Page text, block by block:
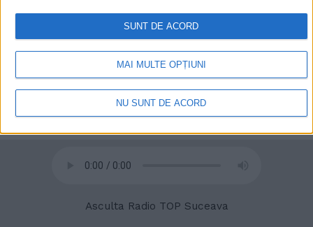
retrageți consimțământul în orice moment, revenind la acest site
și făcând clic pe butonul "Confidențialitate" din partea de jos a
paginii web.
MAI MULTE OPȚIUNI
NU SUNT DE ACORD
SUNT DE ACORD
© 2020Radio TOP Suceava 104 FM
Asculta Radio TOP Suceava